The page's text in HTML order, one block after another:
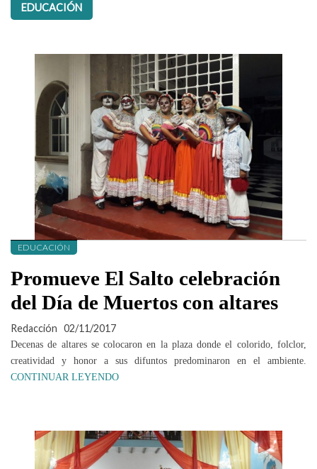
EDUCACIÓN
EDUCACIÓN
Promueve El Salto celebración
del Día de Muertos con altares
Redacción 02/11/2017
Decenas de altares se colocaron en la plaza donde el colorido, folclor,
creatividad y honor a sus difuntos predominaron en el ambiente.
CONTINUAR LEYENDO